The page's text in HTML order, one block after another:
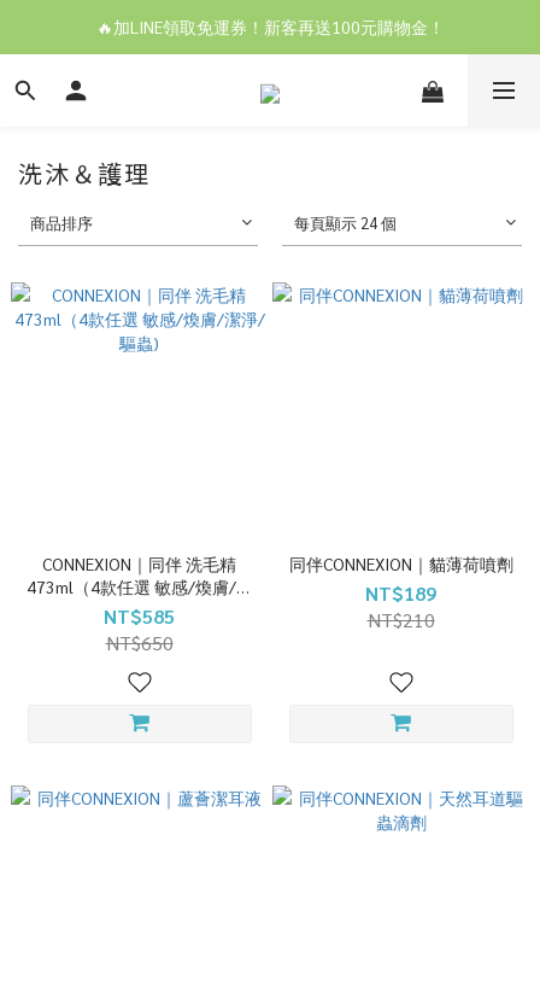
🔥加LINE領取免運券！新客再送100元購物金！
洗沐＆護理
商品排序 每頁顯示 24 個
CONNEXION｜同伴 洗毛精
473ml（4款任選 敏感/煥膚/潔
淨/驅蟲)
NT$585
NT$650
同伴CONNEXION｜貓薄荷噴劑
NT$189
NT$210